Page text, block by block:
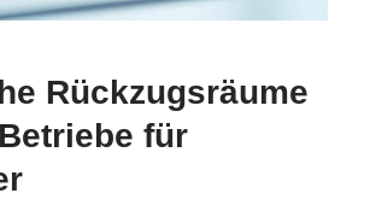
Rückzugsräume
für